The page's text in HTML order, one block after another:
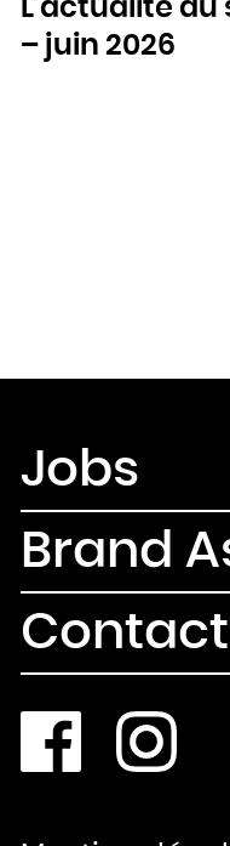
L’actualité
– juin 2026
Jobs
Brand
Contact